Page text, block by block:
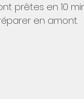
prêtes en 10
en amont.